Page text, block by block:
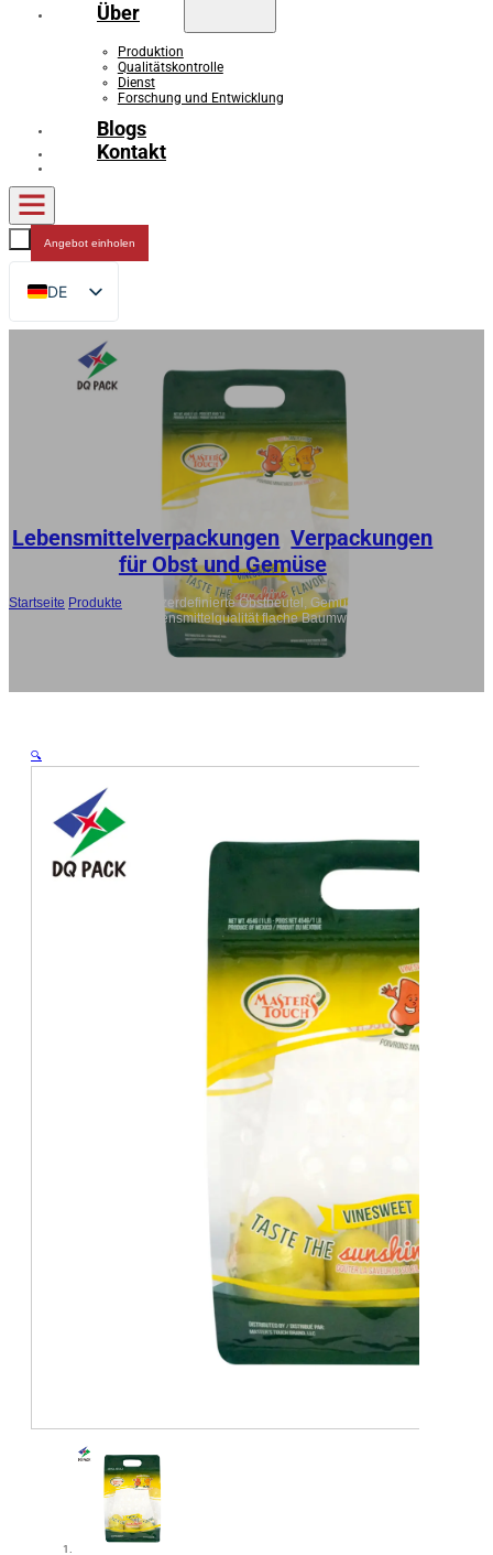
Über
Produktion
Qualitätskontrolle
Dienst
Forschung und Entwicklung
Blogs
Kontakt
Angebot einholen
DE
EN
Lebensmittelverpackungen ,Verpackungen
für Obst und Gemüse
Startseite Produkte
Benutzerdefinierte Obstbeutel, Gemüse Verpackung
Taschen Großhandel Lebensmittelqualität flache Baumwolltasche
🔍